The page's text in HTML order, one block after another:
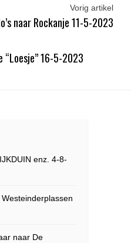
Vorig artikel
naar Rockanje 11-5-2023
“Loesje” 16-5-2023
enz. 4-8-
naar De